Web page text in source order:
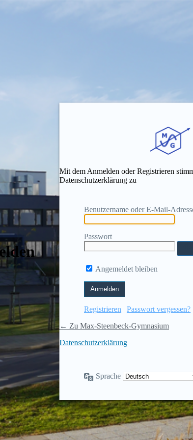
Mit dem Anmelden oder Registrieren
Datenschutzerklärung zu
Benutzername oder E-Mail-
Passwort
Angemeldet bleiben
Registrieren | Passwort vergessen?
← Zu Max-Steenbeck-Gymnasium
Datenschutzerklärung
Sprache